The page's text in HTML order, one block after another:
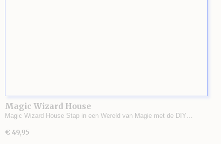
Magic Wizard House
Magic Wizard House Stap in een Wereld van Magie met de DIY…
€ 49,95